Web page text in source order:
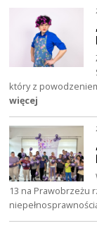
który z
więcej
13 na Prawobrzeżu